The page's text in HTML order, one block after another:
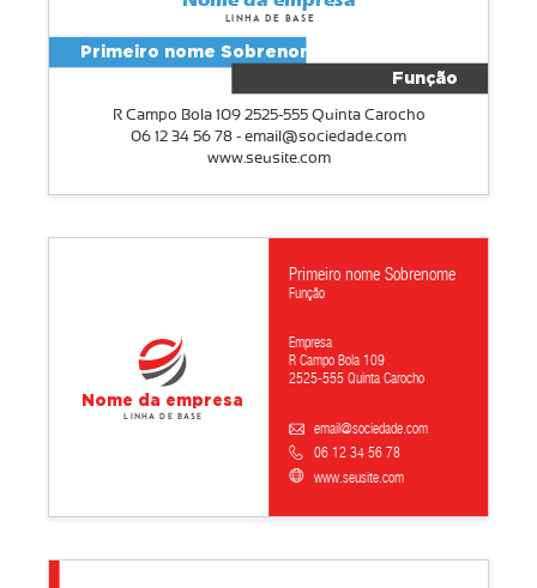
www.seusite.com
Função
R Campo Bola 109 2525-555 Quinta Carocho
06 12 34 56 78 - email@sociedade.com
Primeiro nome Sobrenome
Linha de base
06 12 34 56 78
www.seusite.com
Função
Empresa
R Campo Bola 109
2525-555 Quinta Carocho
email@sociedade.com
Primeiro nome Sobrenome
Nome da empresa
Linha de base